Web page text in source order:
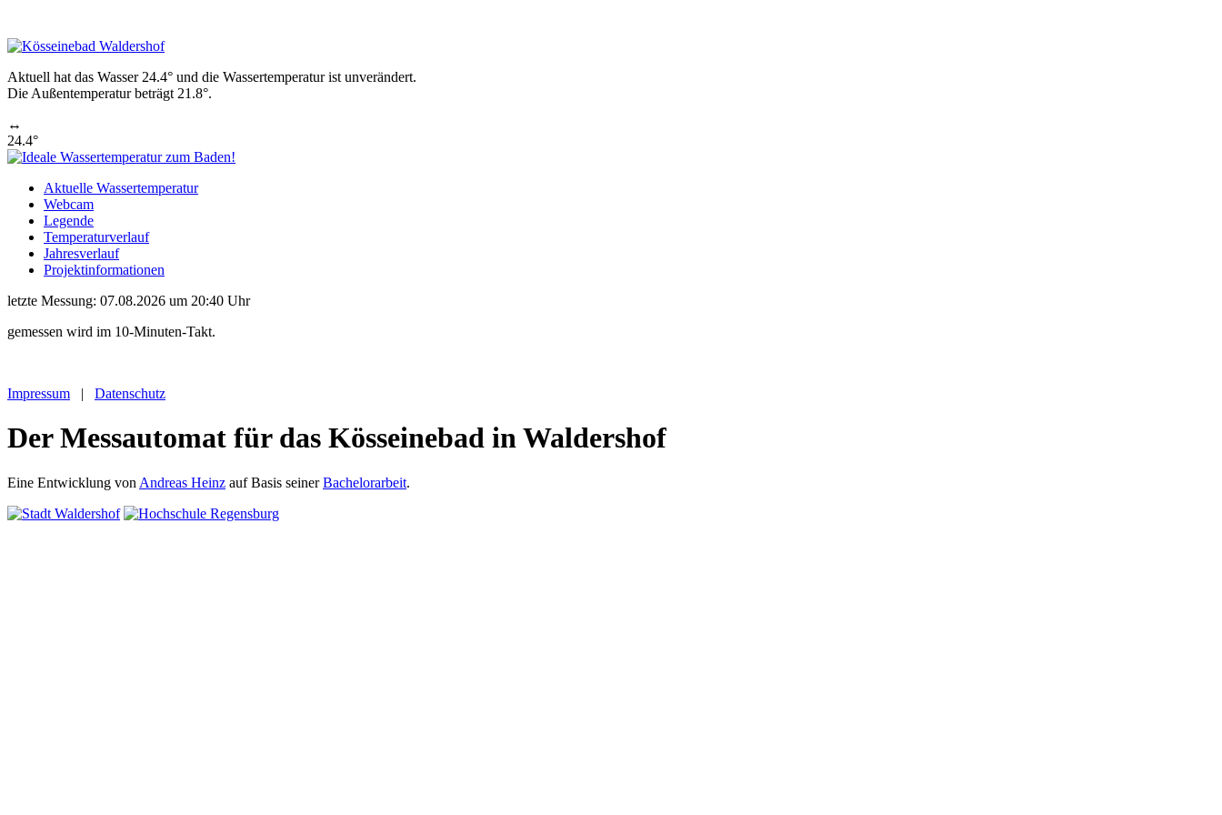
Aktuell hat das Wasser 24.4° und die Wassertemperatur ist unverändert.
Die Außentemperatur beträgt 21.8°.
↔
24.4°
Aktuelle Wassertemperatur
Webcam
Legende
Temperaturverlauf
Jahresverlauf
Projektinformationen
letzte Messung: 07.08.2026 um 20:40 Uhr
gemessen wird im 10-Minuten-Takt.
Impressum | Datenschutz
Der Messautomat für das Kösseinebad in Waldershof
Eine Entwicklung von Andreas Heinz auf Basis seinerBachelorarbeit.